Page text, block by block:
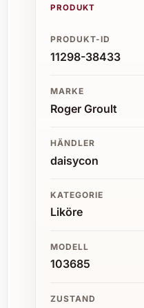
PRODUKT
PRODUKT-ID
11298-38433
MARKE
Roger Groult
HÄNDLER
daisycon
KATEGORIE
Liköre
MODELL
103685
ZUSTAND